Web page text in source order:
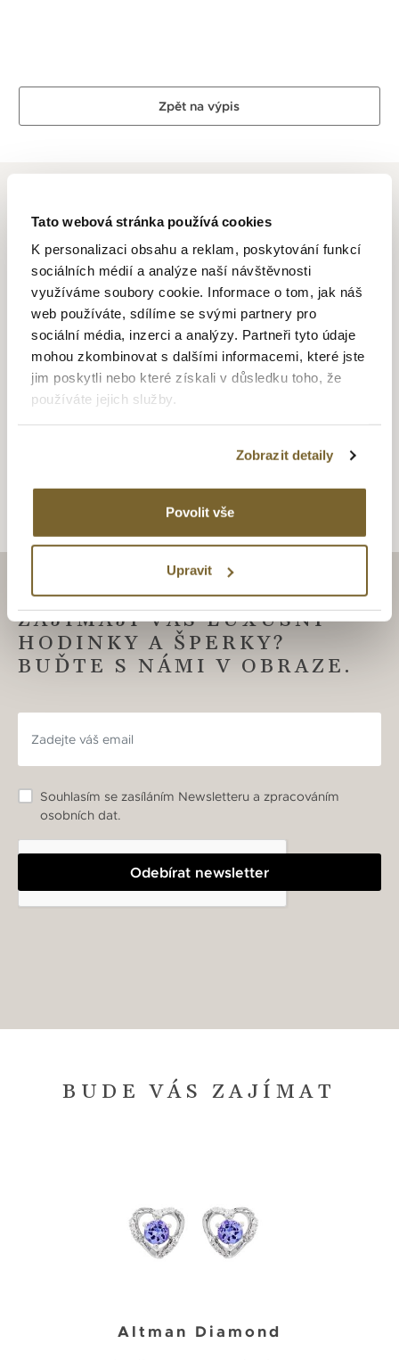
Tato webová stránka používá cookies
K personalizaci obsahu a reklam, poskytování funkcí
sociálních médií a analýze naší návštěvnosti
využíváme soubory cookie. Informace o tom, jak náš
web používáte, sdílíme se svými partnery pro
sociální média, inzerci a analýzy. Partneři tyto údaje
mohou zkombinovat s dalšími informacemi, které jste
jim poskytli nebo které získali v důsledku toho, že
používáte jejich služby.
Zobrazit detaily
Povolit vše
Upravit
Zpět na výpis
ALTMAN DIAMOND
Dlouhletá zkušenost, odborné znalosti, láska k řemeslu a
zlatnické dovednosti je to, co se odráží ve špercích Altman
Diamond. Drahé kovy ve spojení s krásnými a ušlechtilými
diamanty, které jsou pečlivě a znalecky vybírané pod
dohledem opravdových odborníků se v rukách zručných
zlatníků mění v opravdové šperkařské skvosty vhodné
obdivu. Šperky v nadčasovém designu s puncem grácie a
ZAJÍMAJÍ VÁS LUXUSNÍ
HODINKY A ŠPERKY?
BUĎTE S NÁMI V OBRAZE.
Odebírat newsletter
Souhlasím se zasíláním Newsletteru a zpracováním
osobních dat.
BUDE VÁS ZAJÍMAT
Altman Diamond